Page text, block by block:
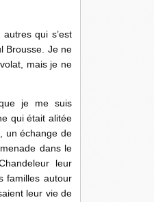
qui s’est
Brousse. Je ne
mais je ne
je me suis
qui était alitée
un échange de
dans le
leur
familles autour
leur vie de